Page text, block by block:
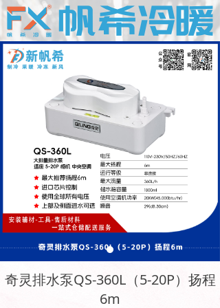
奇灵排水泵QS-360L（5-20P）扬程
6m